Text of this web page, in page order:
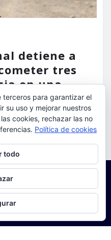
detiene a
tres
en una
2026
terceros para garantizar el
su uso y mejorar nuestros
cookies, rechazar las no
Política de cookies
todo
cómo gestionar las cookies,